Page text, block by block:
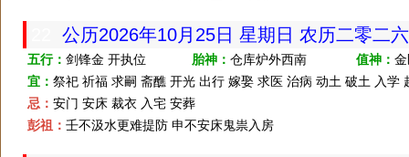
公历2026年10月25日 星期日 农历二零二
五行： 剑锋金 开执位 胎神： 仓库炉外西南 值神：
宜： 祭祀 祈福 求嗣 斋醮 开光 出行 嫁娶 求医 治病 动土 破土 入
忌： 安门 安床 裁衣 入宅 安葬
彭祖： 壬不汲水更难提防 申不安床鬼祟入房